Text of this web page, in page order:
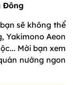
Đông
sẽ không thể
Yakimono Aeon
Mời bạn xem
nướng ngon